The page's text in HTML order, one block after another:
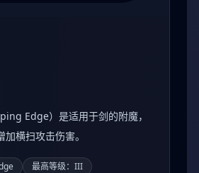
Edge）是适用于剑的附魔，
横扫攻击伤害。
最高等级：III